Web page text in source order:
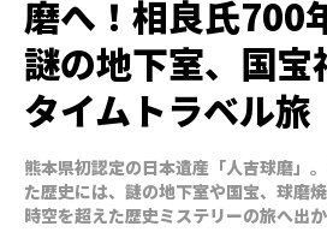
磨へ！相良氏700
謎の地下室、国宝
タイムトラベル旅
熊本県初認定の日本遺産「人吉球磨」
た歴史には、謎の地下室や国宝、球磨
時空を超えた歴史ミステリーの旅へ出か